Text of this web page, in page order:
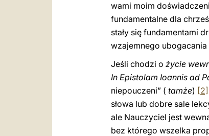
wami moim
fundamentalne dla
stały się fundamentami
wzajemnego ubogacania
Jeśli chodzi o życie
In Epistolam Ioannis ad
niepouczeni” ( tamże) [2]
słowa lub dobre sale
ale Nauczyciel jest
bez którego wszelka